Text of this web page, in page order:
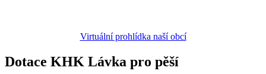
Virtuální prohlídka naší obcí
Dotace KHK Lávka pro pěší